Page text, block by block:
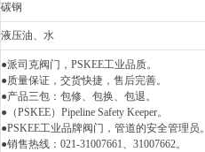
碳钢
液压油、水
●派司克阀门，PSKEE工业品质。
●质量保证，交货快捷，售后完善。
●产品三包：包修、包换、包退。
●（PSKEE）Pipeline Safety Keeper。
●PSKEE工业品牌阀门，管道的安全管理员。
●销售热线：021-31007661、31007662。